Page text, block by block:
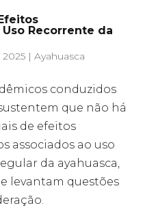
Recorrente da
| Ayahuasca
conduzidos
que não há
de efeitos
associados ao uso
da ayahuasca,
levantam questões